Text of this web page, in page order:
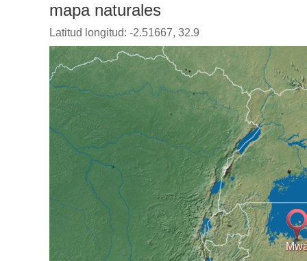
mapa naturales
Latitud longitud: -2.51667, 32.9